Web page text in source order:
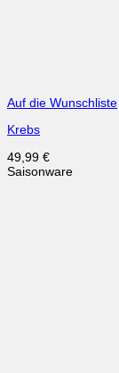
Auf die Wunschliste
Krebs
49,99 €
Saisonware